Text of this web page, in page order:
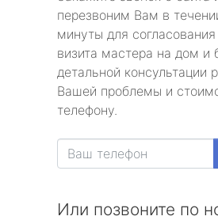
перезвоним Вам в
минуты для
визита мастера на дом и
детальной консультации
Вашей проблемы и
телефону.
Или позвоните по